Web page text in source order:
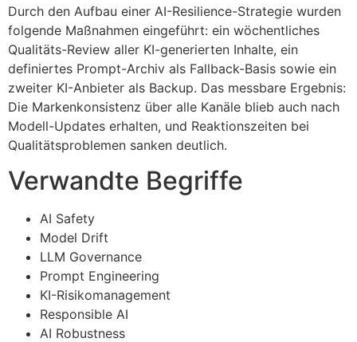
Durch den Aufbau einer AI-Resilience-Strategie wurden
folgende Maßnahmen eingeführt: ein wöchentliches
Qualitäts-Review aller KI-generierten Inhalte, ein
definiertes Prompt-Archiv als Fallback-Basis sowie ein
zweiter KI-Anbieter als Backup. Das messbare Ergebnis:
Die Markenkonsistenz über alle Kanäle blieb auch nach
Modell-Updates erhalten, und Reaktionszeiten bei
Qualitätsproblemen sanken deutlich.
Verwandte Begriffe
AI Safety
Model Drift
LLM Governance
Prompt Engineering
KI-Risikomanagement
Responsible AI
AI Robustness